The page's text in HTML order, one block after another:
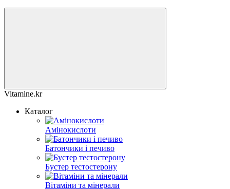
Vitamine.kr
Каталог
Амінокислоти
Батончики і печиво
Бустер тестостерону
Вітаміни та мінерали